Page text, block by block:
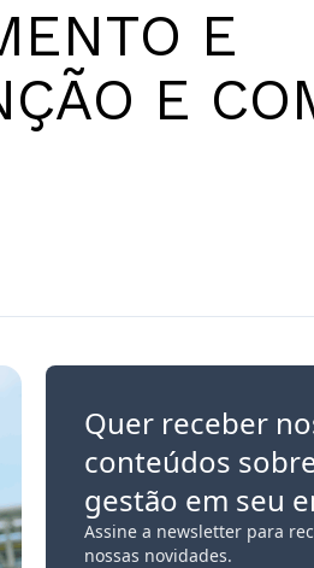
E
E
Quer receber
conteúdos
gestão em seu
Assine a newsletter para
nossas novidades.